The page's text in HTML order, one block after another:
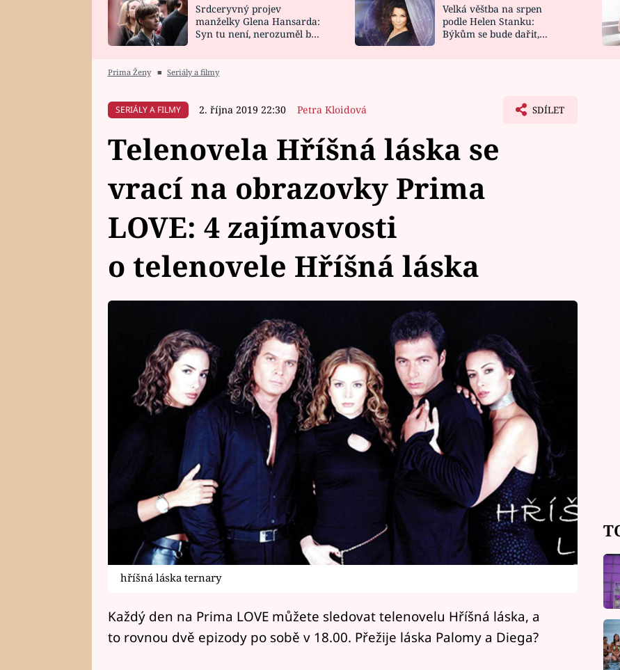
HOROSKOP NA
CELEBRITY
VAŘENÍ
NOVINKY
VIDEORECEPTY
DESIGN
Srdceryvný projev
manželky Glena Hansarda:
Syn tu není, nerozuměl by
Velká věštba na srpen
podle Helen Stanku:
Býkům se bude dařit,
Prima Ženy ■ Seriály a filmy
SERIÁLY A FILMY 2. října 2019 22:30 Petra Kloidová SDÍLET
Telenovela Hříšná láska se
vrací na obrazovky Prima
LOVE: 4 zajímavosti
o telenovele Hříšná láska
hříšná láska ternary
Každý den na Prima LOVE můžete sledovat telenovelu Hříšná láska, a
to rovnou dvě epizody po sobě v 18.00. Přežije láska Palomy a Diega?